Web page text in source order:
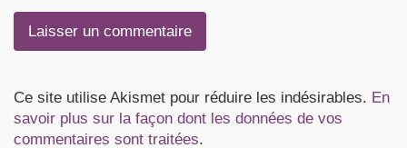
Ce site utilise Akismet pour réduire les indésirables. En
savoir plus sur la façon dont les données de vos
commentaires sont traitées.